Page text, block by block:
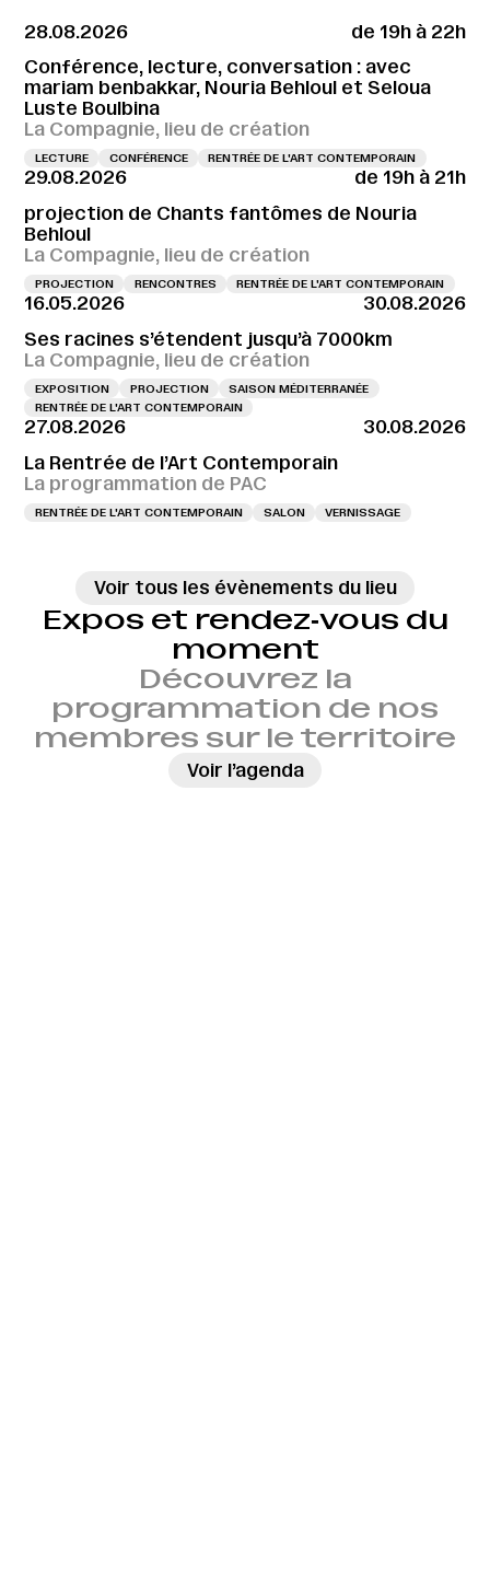
28.08.2026
de 19h à 22h
Conférence, lecture, conversation : avec
mariam benbakkar, Nouria Behloul et Seloua
Luste Boulbina
La Compagnie, lieu de création
LECTURE CONFÉRENCE RENTRÉE DE L'ART CONTEMPORAIN
29.08.2026
de 19h à 21h
projection de Chants fantômes de Nouria
Behloul
La Compagnie, lieu de création
PROJECTION RENCONTRES RENTRÉE DE L'ART CONTEMPORAIN
16.05.2026
30.08.2026
Ses racines s’étendent jusqu’à 7000km
La Compagnie, lieu de création
EXPOSITION PROJECTION
SAISON MÉDITERRANÉE
RENTRÉE DE L'ART CONTEMPORAIN
27.08.2026
30.08.2026
La Rentrée de l’Art Contemporain
La programmation de PAC
RENTRÉE DE L'ART CONTEMPORAIN SALON VERNISSAGE
Voir tous les évènements du lieu
Expos et rendez‑vous du
moment
Découvrez la
programmation de nos
membres sur le territoire
Voir l’agenda